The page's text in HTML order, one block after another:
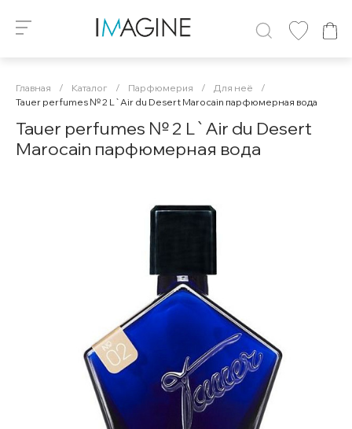
Главная / Каталог / Парфюмерия / Для неё
/
Tauer perfumes № 2 L`Air du Desert Marocain парфюмерная вода
Tauer perfumes № 2 L`Air du Desert
Marocain парфюмерная вода